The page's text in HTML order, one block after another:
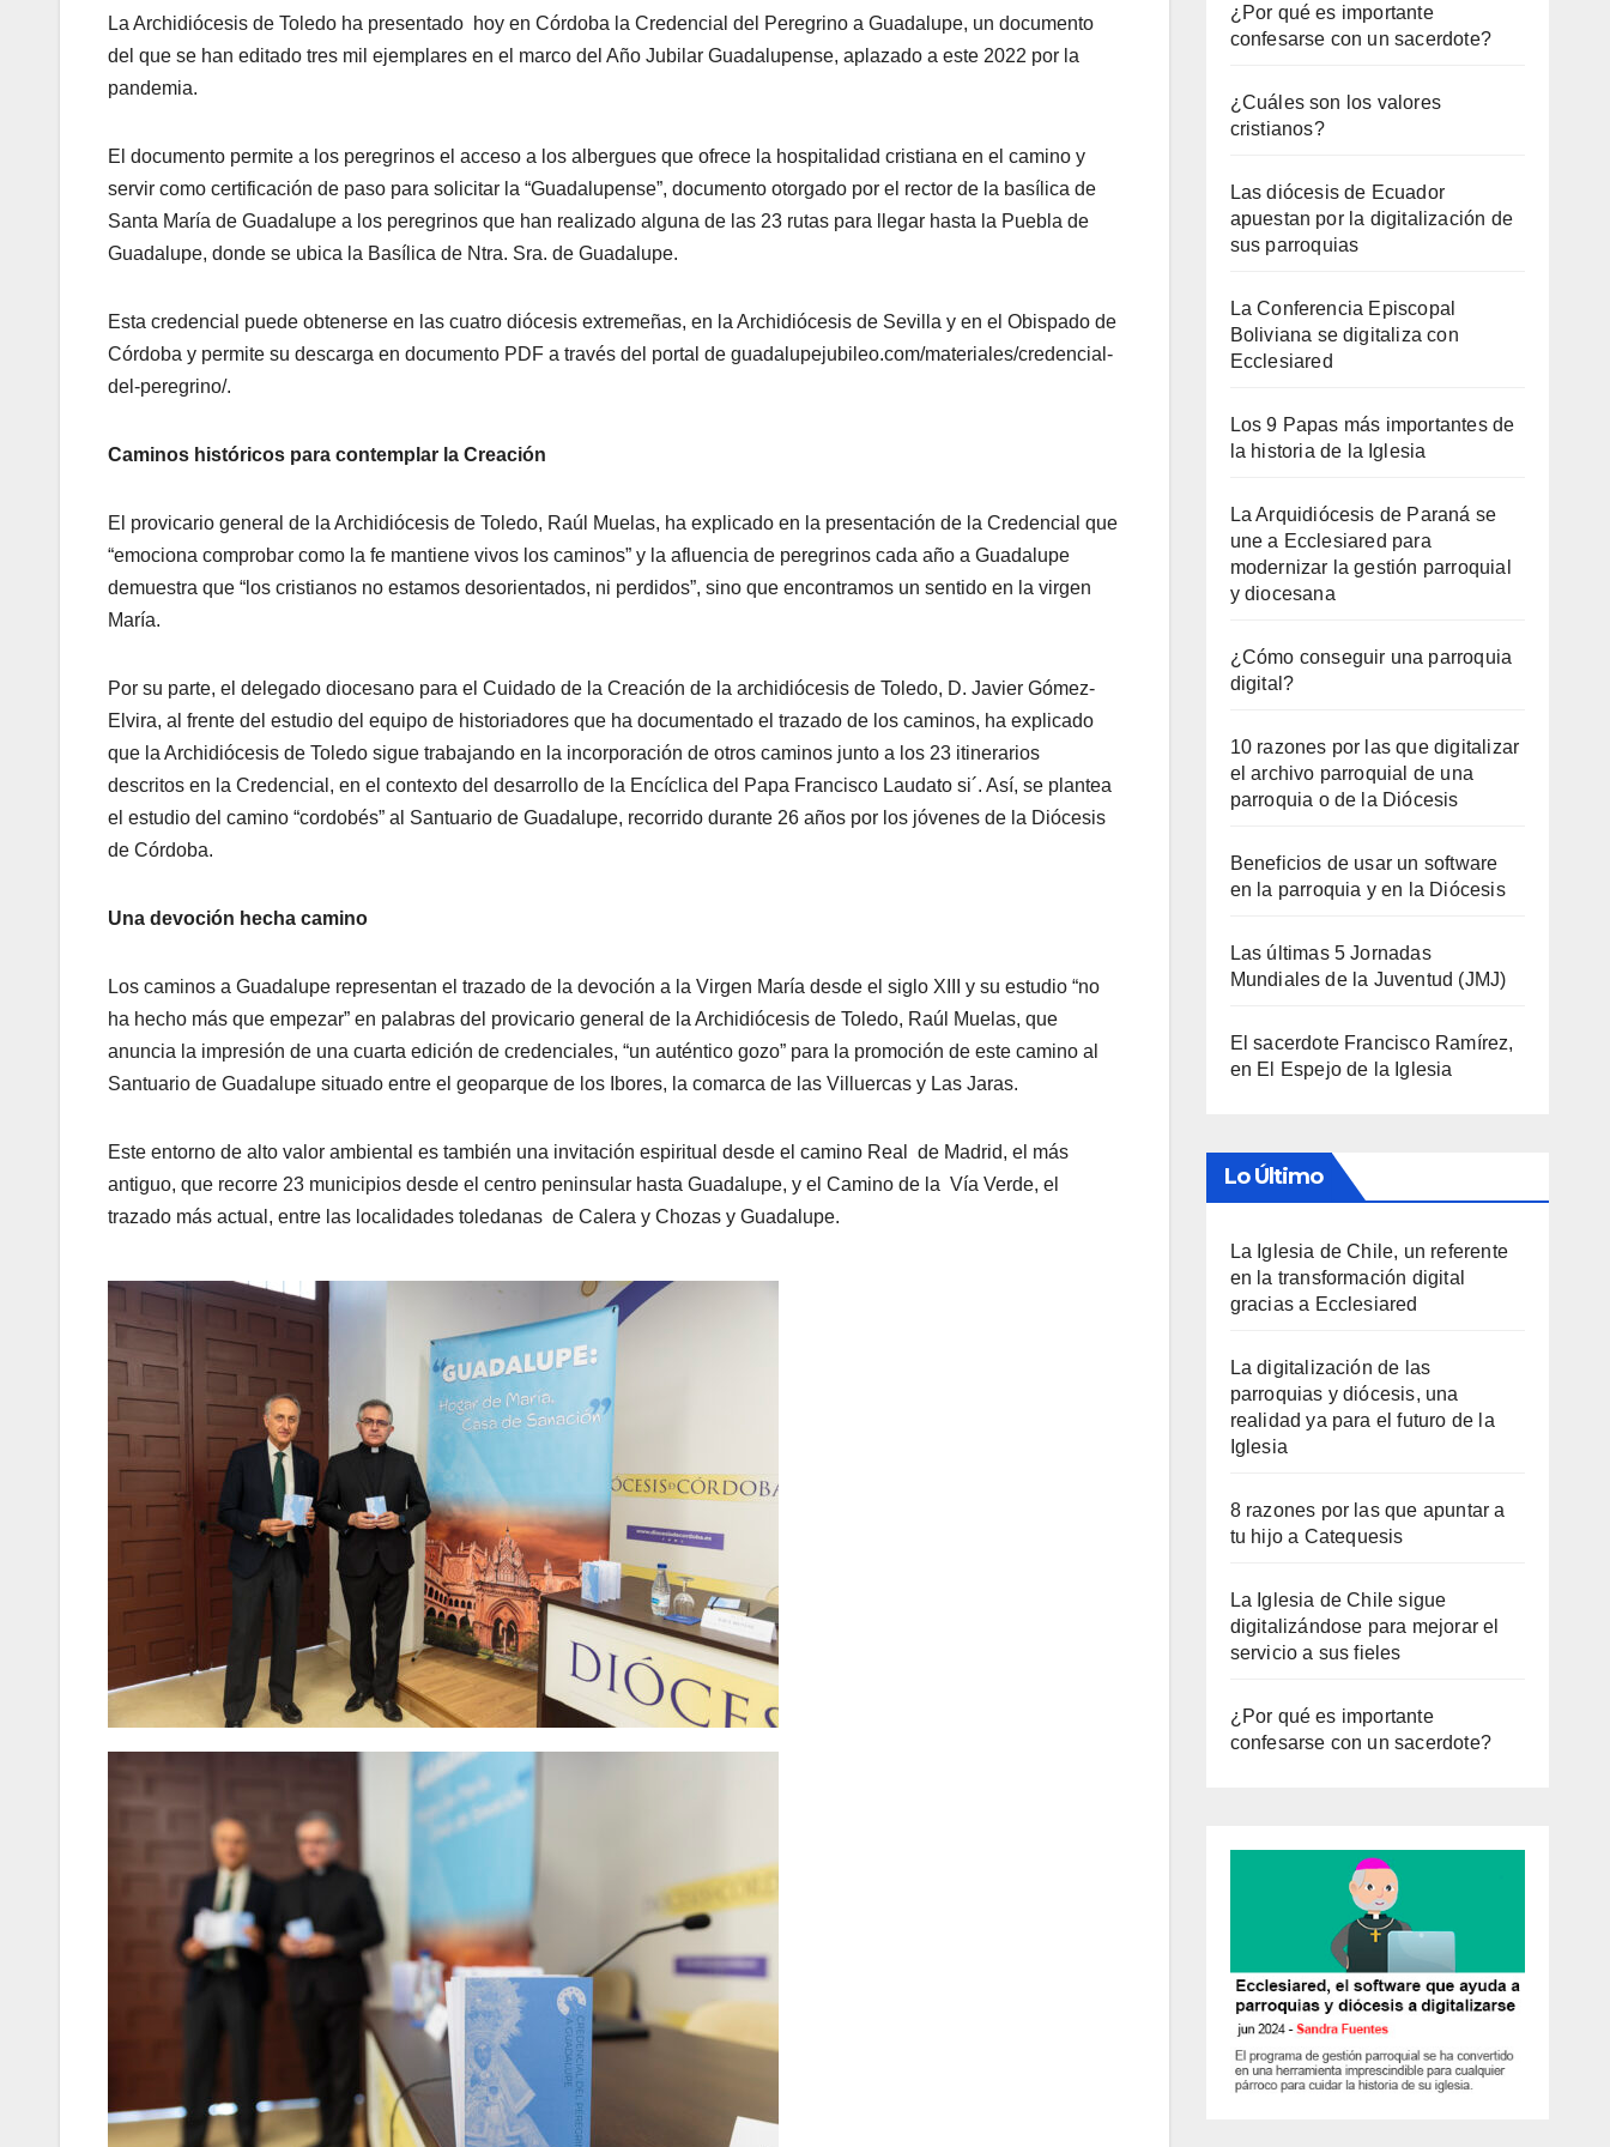
La Archidiócesis de Toledo ha presentado hoy en Córdoba la Credencial del Peregrino a Guadalupe, un documento
del que se han editado tres mil ejemplares en el marco del Año Jubilar Guadalupense, aplazado a este 2022 por la
pandemia.
El documento permite a los peregrinos el acceso a los albergues que ofrece la hospitalidad cristiana en el camino y
servir como certificación de paso para solicitar la “Guadalupense”, documento otorgado por el rector de la basílica de
Santa María de Guadalupe a los peregrinos que han realizado alguna de las 23 rutas para llegar hasta la Puebla de
Guadalupe, donde se ubica la Basílica de Ntra. Sra. de Guadalupe.
Esta credencial puede obtenerse en las cuatro diócesis extremeñas, en la Archidiócesis de Sevilla y en el Obispado de
Córdoba y permite su descarga en documento PDF a través del portal de guadalupejubileo.com/materiales/credencial-
del-peregrino/.
Caminos históricos para contemplar la Creación
El provicario general de la Archidiócesis de Toledo, Raúl Muelas, ha explicado en la presentación de la Credencial que
“emociona comprobar como la fe mantiene vivos los caminos” y la afluencia de peregrinos cada año a Guadalupe
demuestra que “los cristianos no estamos desorientados, ni perdidos”, sino que encontramos un sentido en la virgen
María.
Por su parte, el delegado diocesano para el Cuidado de la Creación de la archidiócesis de Toledo, D. Javier Gómez-
Elvira, al frente del estudio del equipo de historiadores que ha documentado el trazado de los caminos, ha explicado
que la Archidiócesis de Toledo sigue trabajando en la incorporación de otros caminos junto a los 23 itinerarios
descritos en la Credencial, en el contexto del desarrollo de la Encíclica del Papa Francisco Laudato si´. Así, se plantea
el estudio del camino “cordobés” al Santuario de Guadalupe, recorrido durante 26 años por los jóvenes de la Diócesis
de Córdoba.
Una devoción hecha camino
Los caminos a Guadalupe representan el trazado de la devoción a la Virgen María desde el siglo XIII y su estudio “no
ha hecho más que empezar” en palabras del provicario general de la Archidiócesis de Toledo, Raúl Muelas, que
anuncia la impresión de una cuarta edición de credenciales, “un auténtico gozo” para la promoción de este camino al
Santuario de Guadalupe situado entre el geoparque de los Ibores, la comarca de las Villuercas y Las Jaras.
Este entorno de alto valor ambiental es también una invitación espiritual desde el camino Real de Madrid, el más
antiguo, que recorre 23 municipios desde el centro peninsular hasta Guadalupe, y el Camino de la Vía Verde, el
trazado más actual, entre las localidades toledanas de Calera y Chozas y Guadalupe.
¿Por qué es importante
confesarse con un sacerdote?
¿Cuáles son los valores
cristianos?
Las diócesis de Ecuador
apuestan por la digitalización de
sus parroquias
La Conferencia Episcopal
Boliviana se digitaliza con
Ecclesiared
Los 9 Papas más importantes de
la historia de la Iglesia
La Arquidiócesis de Paraná se
une a Ecclesiared para
modernizar la gestión parroquial
y diocesana
¿Cómo conseguir una parroquia
digital?
10 razones por las que digitalizar
el archivo parroquial de una
parroquia o de la Diócesis
Beneficios de usar un software
en la parroquia y en la Diócesis
Las últimas 5 Jornadas
Mundiales de la Juventud (JMJ)
El sacerdote Francisco Ramírez,
en El Espejo de la Iglesia
Lo Último
La Iglesia de Chile, un referente
en la transformación digital
gracias a Ecclesiared
La digitalización de las
parroquias y diócesis, una
realidad ya para el futuro de la
Iglesia
8 razones por las que apuntar a
tu hijo a Catequesis
La Iglesia de Chile sigue
digitalizándose para mejorar el
servicio a sus fieles
¿Por qué es importante
confesarse con un sacerdote?